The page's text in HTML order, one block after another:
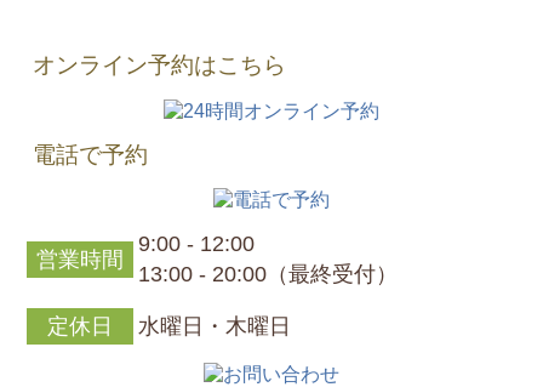
オンライン予約はこちら
電話で予約
営業時間
9:00 - 12:00
13:00 - 20:00（最終受付）
定休日 水曜日・木曜日